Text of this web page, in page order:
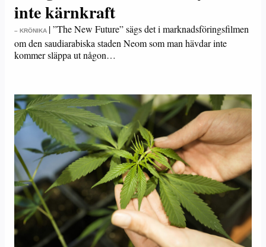
inte kärnkraft
– KRÖNIKA |”The New Future” sägs det i marknadsföringsfilmen
om den saudiarabiska staden Neom som man hävdar inte
kommer släppa ut någon…